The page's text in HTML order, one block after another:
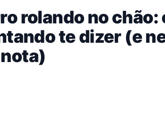
rolando no chão:
te dizer (e